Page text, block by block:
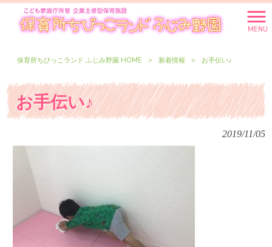
MENU
保育所ちびっこランド ふじみ野園 HOME > 新着情報 > お手伝い♪
お手伝い♪
2019/11/05